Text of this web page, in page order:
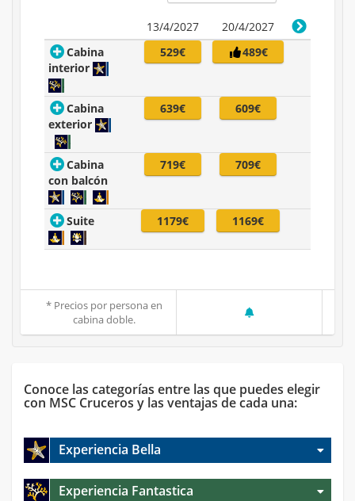
13/4/2027
20/4/2027
Cabina
interior
529€ 489€
Cabina
exterior
639€ 609€
Cabina
con balcón
719€ 709€
Suite 1179€ 1169€
* Precios por persona en
cabina doble.
Conoce las categorías entre las que puedes elegir
con MSC Cruceros y las ventajas de cada una:
Experiencia Bella
Experiencia Fantastica